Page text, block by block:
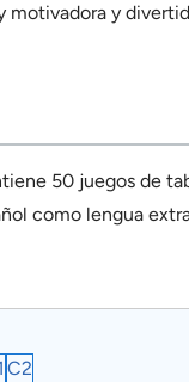
motivadora y
50 juegos de
como lengua
C2